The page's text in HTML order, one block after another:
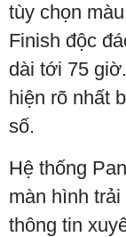
tùy chọn
Finish độc
dài tới 75
hiện rõ nhất
số.
Hệ thống
màn hình
thông tin